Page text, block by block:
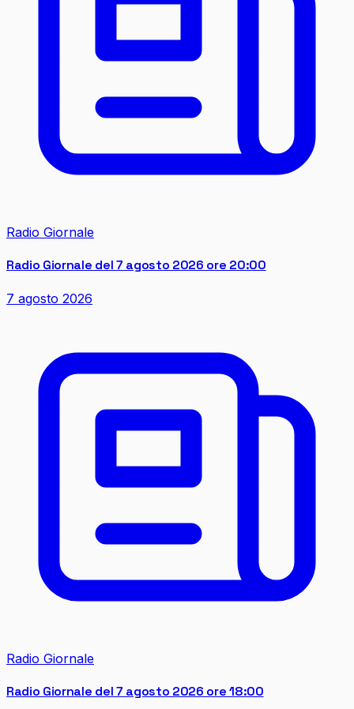
Radio Giornale
Radio Giornale del 7 agosto 2026 ore 20:00
7 agosto 2026
Radio Giornale
Radio Giornale del 7 agosto 2026 ore 18:00